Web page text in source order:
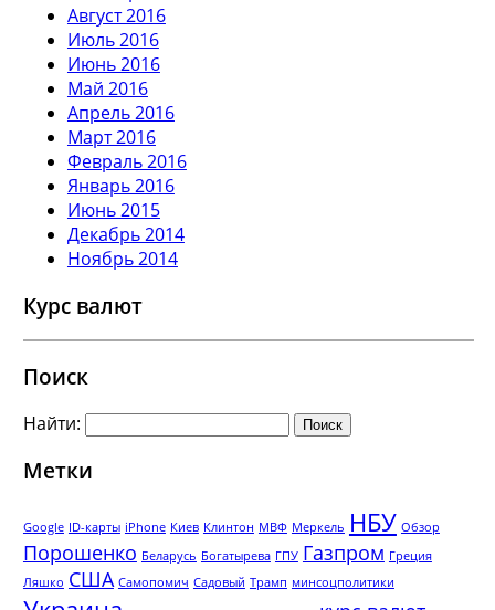
Август 2016
Июль 2016
Июнь 2016
Май 2016
Апрель 2016
Март 2016
Февраль 2016
Январь 2016
Июнь 2015
Декабрь 2014
Ноябрь 2014
Курс валют
Поиск
Найти:
Метки
Google ID-карты iPhone Киев Клинтон МВФ Меркель НБУ Обзор
Порошенко Беларусь Богатырева ГПУ Газпром Греция
Ляшко США Самопомич Садовый Трамп минсоцполитики